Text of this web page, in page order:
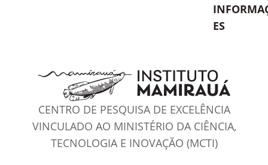
ES
CENTRO DE PESQUISA DE EXCELÊNCIA
VINCULADO AO MINISTÉRIO DA CIÊNCIA,
TECNOLOGIA E INOVAÇÃO (MCTI)